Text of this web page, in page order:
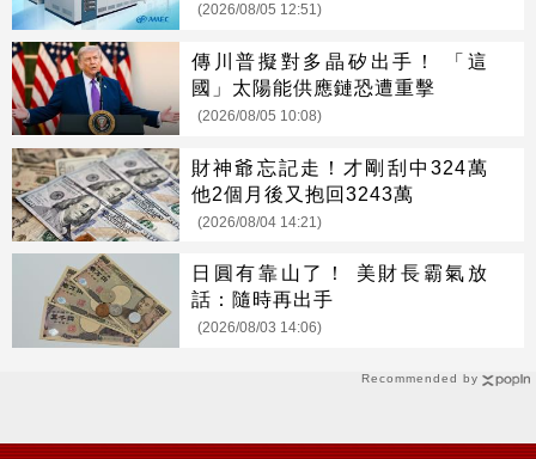
Recommended by
(2026/08/05 12:51)
傳川普擬對多晶矽出手！ 「這
國」太陽能供應鏈恐遭重擊
(2026/08/05 10:08)
財神爺忘記走！才剛刮中324萬
他2個月後又抱回3243萬
(2026/08/04 14:21)
日圓有靠山了！ 美財長霸氣放
話：隨時再出手
(2026/08/03 14:06)